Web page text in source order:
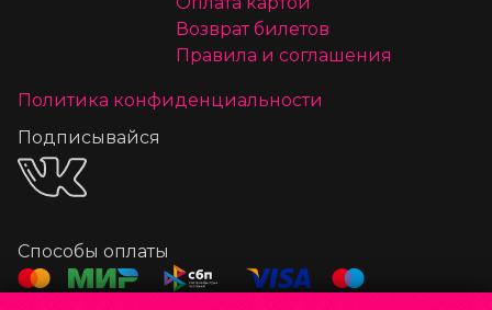
Возврат билетов
Правила и соглашения
Политика конфиденциальности
Подписывайся
Способы оплаты